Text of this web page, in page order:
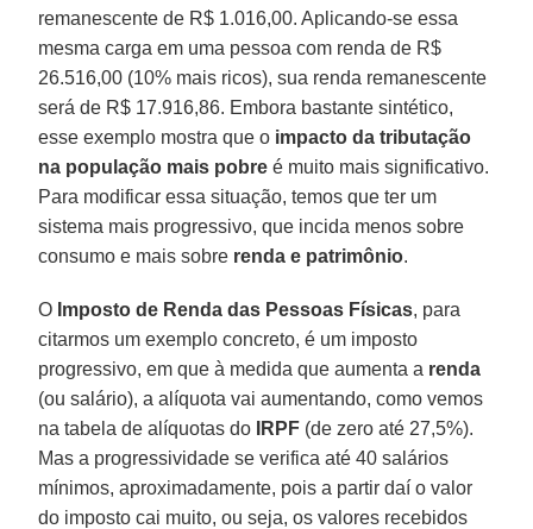
remanescente de R$ 1.016,00. Aplicando-se essa
mesma carga em uma pessoa com renda de R$
26.516,00 (10% mais ricos), sua renda remanescente
será de R$ 17.916,86. Embora bastante sintético,
esse exemplo mostra que o impacto da tributação
na população mais pobre é muito mais significativo.
Para modificar essa situação, temos que ter um
sistema mais progressivo, que incida menos sobre
consumo e mais sobre renda e patrimônio.
O Imposto de Renda das Pessoas Físicas, para
citarmos um exemplo concreto, é um imposto
progressivo, em que à medida que aumenta a renda
(ou salário), a alíquota vai aumentando, como vemos
na tabela de alíquotas do
IRPF (de zero até 27,5%).
Mas a progressividade se verifica até 40 salários
mínimos, aproximadamente, pois a partir daí o valor
do imposto cai muito, ou seja, os valores recebidos